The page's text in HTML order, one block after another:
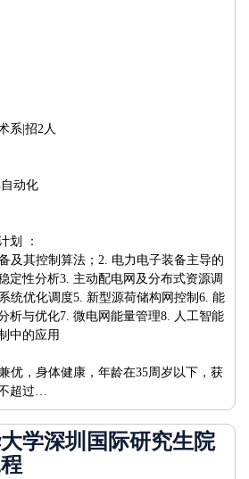
系|招2人
动化
划 ：
及其控制算法；2. 电力电子装备主导的
定性分析3. 主动配电网及分布式资源调
统优化调度5. 新型源荷储构网控制6. 能
析与优化7. 微电网能量管理8. 人工智能
中的应用
优，身体健康，年龄在35周岁以下，获
超过…
学深圳国际研究生院